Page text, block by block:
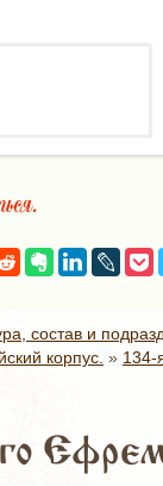
состав и
корпус. » 134-